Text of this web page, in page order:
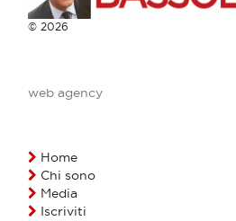
© 2026
web agency
Home
Chi sono
Media
Iscriviti